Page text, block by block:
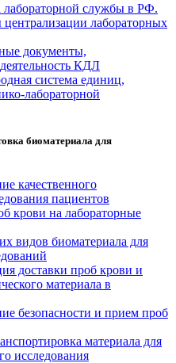
наземного
виды
и
дело
лабораторной службы в РФ.
лабораторных
документы,
КДЛ
система единиц,
лабораторной
биоматериала для
качественного
пациентов
крови на лабораторные
видов биоматериала для
доставки проб крови и
материала в
безопасности и прием проб
материала для
исследования